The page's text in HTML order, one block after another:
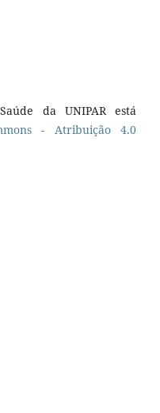
da UNIPAR está
- Atribuição 4.0